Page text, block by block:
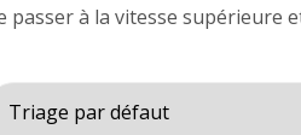
passer à la vitesse supérieure